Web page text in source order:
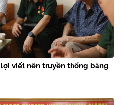
lợi viết nên truyền thống bằng